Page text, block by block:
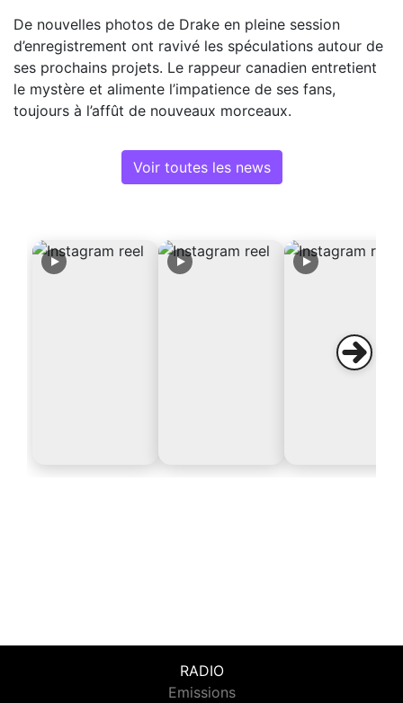
De nouvelles photos de Drake en pleine session
d’enregistrement ont ravivé les spéculations autour de
ses prochains projets. Le rappeur canadien entretient
le mystère et alimente l’impatience de ses fans,
toujours à l’affût de nouveaux morceaux.
Voir toutes les news
RADIO
Emissions